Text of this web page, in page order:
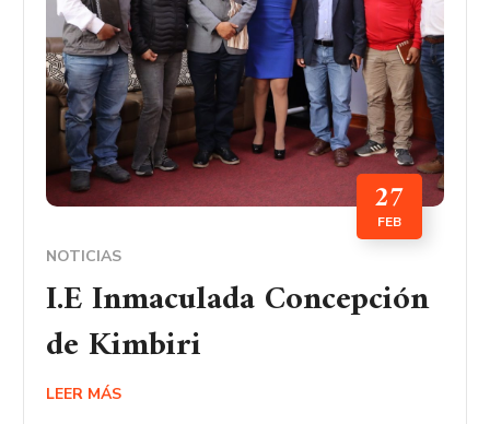
27
FEB
NOTICIAS
I.E Inmaculada Concepción
de Kimbiri
LEER MÁS